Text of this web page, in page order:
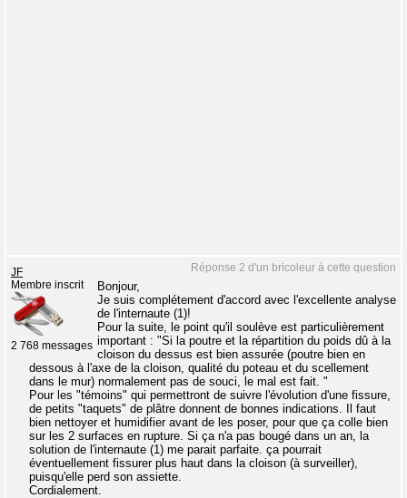
Réponse 2 d'un bricoleur à cette question
JF
Membre inscrit
2 768 messages
Bonjour,
Je suis complétement d'accord avec l'excellente analyse
de l'internaute (1)!
Pour la suite, le point qu'il soulève est particulièrement
important : "Si la poutre et la répartition du poids dû à la
cloison du dessus est bien assurée (poutre bien en
dessous à l'axe de la cloison, qualité du poteau et du scellement
dans le mur) normalement pas de souci, le mal est fait. "
Pour les "témoins" qui permettront de suivre l'évolution d'une fissure,
de petits "taquets" de plâtre donnent de bonnes indications. Il faut
bien nettoyer et humidifier avant de les poser, pour que ça colle bien
sur les 2 surfaces en rupture. Si ça n'a pas bougé dans un an, la
solution de l'internaute (1) me parait parfaite. ça pourrait
éventuellement fissurer plus haut dans la cloison (à surveiller),
puisqu'elle perd son assiette.
Cordialement.